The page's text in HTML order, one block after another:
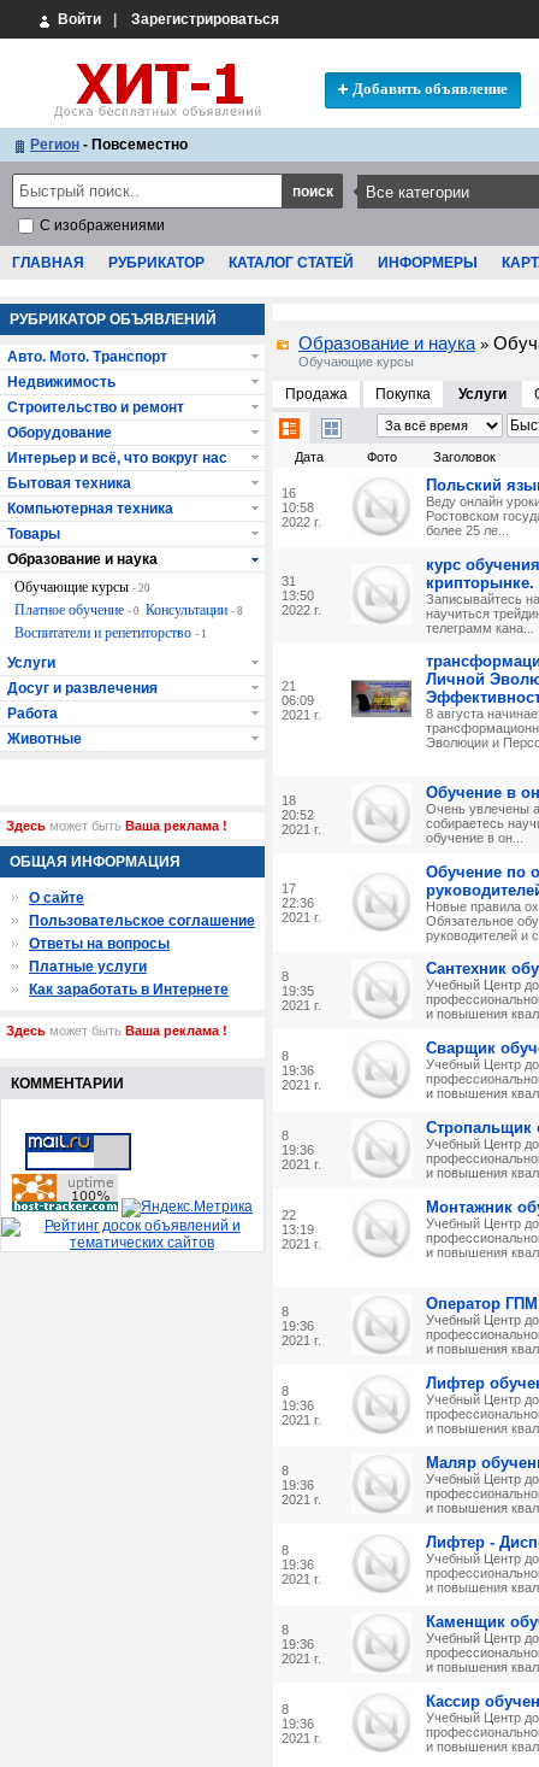
Войти Зарегистрироваться
Добавить объявление
Регион - Повсеместно
С изображениями
ГЛАВНАЯ РУБРИКАТОР КАТАЛОГ СТАТЕЙ ИНФОРМЕРЫ
Образование и наука »
Обучающие курсы
Продажа Покупка Услуги
Дата Фото Заголовок
16
10:58
2022 г.
Польский
Веду онлайн
Ростовском
более 25 ле...
31
13:50
2022 г.
курс
крипторынке.
Записывайтесь
научиться
телеграмм кана...
21
06:09
2021 г.
Личной
8 августа
Эволюции и
18
20:52
2021 г.
Обучение в
Очень увлечены
собираетесь
обучение в он...
17
22:36
2021 г.
Обучение по
Новые правила
Обязательное
руководителей и
8
19:35
2021 г.
Сантехник
Учебный Центр
и повышения
8
19:36
2021 г.
Сварщик
Учебный Центр
и повышения
8
19:36
2021 г.
Стропальщик
Учебный Центр
и повышения
22
13:19
2021 г.
Монтажник
Учебный Центр
и повышения
8
19:36
2021 г.
Оператор
Учебный Центр
и повышения
8
19:36
2021 г.
Лифтер
Учебный Центр
и повышения
8
19:36
2021 г.
Маляр
Учебный Центр
и повышения
8
19:36
2021 г.
Лифтер -
Учебный Центр
и повышения
8
19:36
2021 г.
Каменщик
Учебный Центр
и повышения
8
19:36
2021 г.
Кассир
Учебный Центр
и повышения
РУБРИКАТОР ОБЪЯВЛЕНИЙ
Авто. Мото. Транспорт
Недвижимость
Строительство и ремонт
Оборудование
Интерьер и всё, что вокруг нас
Бытовая техника
Компьютерная техника
Товары
Образование и наука
Обучающие курсы - 20
Платное обучение - 0 Консультации - 8
Воспитатели и репетиторство - 1
Услуги
Досуг и развлечения
Работа
Животные
Здесь может быть Ваша реклама !
ОБЩАЯ ИНФОРМАЦИЯ
О сайте
Пользовательское соглашение
Ответы на вопросы
Платные услуги
Как заработать в Интернете
Здесь может быть Ваша реклама !
КОММЕНТАРИИ